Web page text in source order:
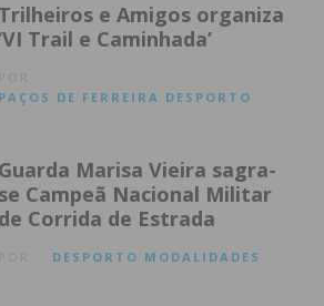
Trilheiros e Amigos organiza
Trail e Caminhada’
PAÇOS DE FERREIRA DESPORTO
Guarda Marisa Vieira sagra-
se Campeã Nacional Militar
de Corrida de Estrada
DESPORTO MODALIDADES